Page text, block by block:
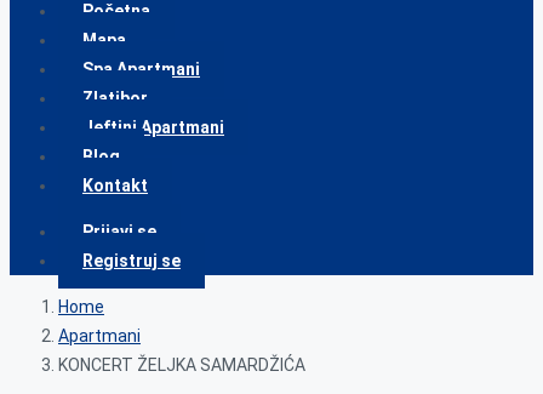
Početna
Mapa
Spa Apartmani
Zlatibor
Jeftini Apartmani
Blog
Kontakt
Prijavi se
Registruj se
Home
Apartmani
KONCERT ŽELJKA SAMARDŽIĆA